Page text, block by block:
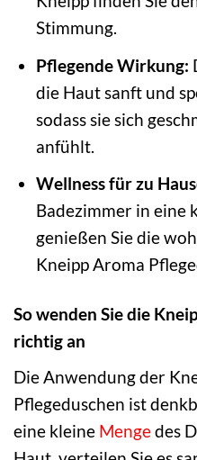
Stimmung.
Pflegende Wirkung:
die Haut sanft und
sodass sie sich
anfühlt.
Wellness für zu
Badezimmer in eine
genießen Sie die
Kneipp Aroma
So wenden Sie die
richtig an
Die Anwendung der
Pflegeduschen ist
eine kleine Mengedes